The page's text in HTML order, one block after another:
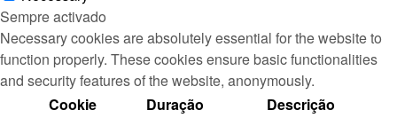
Sempre activado
Necessary cookies are absolutely essential for the website to
function properly. These cookies ensure basic functionalities
and security features of the website, anonymously.
Cookie
Duração Descrição